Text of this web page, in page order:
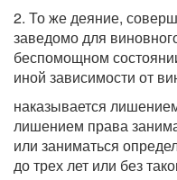
2. То же деяние,
заведомо для
беспомощном
иной зависимости от
наказывается
лишением права
или заниматься
до трех лет или без